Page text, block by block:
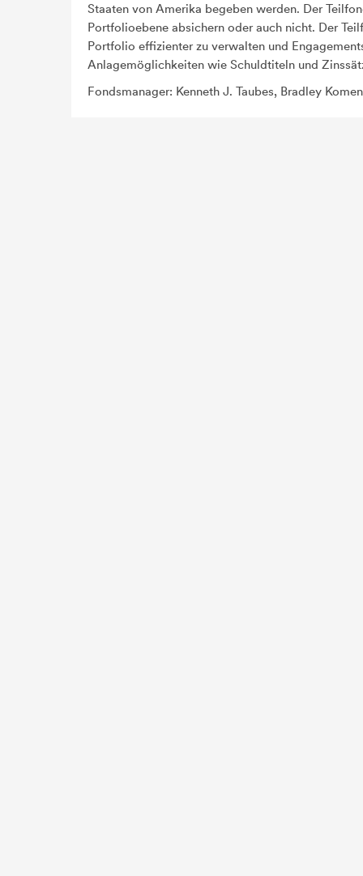
Staaten von Amerika begeben werden. Der
Portfolioebene absichern oder auch nicht. Der
Portfolio effizienter zu verwalten und
Anlagemöglichkeiten wie Schuldtiteln und
Fondsmanager: Kenneth J. Taubes, Bradley